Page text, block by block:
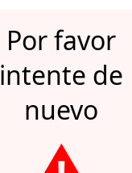
Por favor
intente de
nuevo